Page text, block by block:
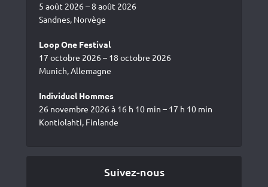
5 août 2026 – 8 août 2026
Sandnes, Norvège
Loop One Festival
17 octobre 2026 – 18 octobre 2026
Munich, Allemagne
Individuel Hommes
26 novembre 2026 à 16 h 10 min – 17 h 10 min
Kontiolahti, Finlande
Suivez-nous